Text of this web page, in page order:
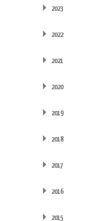
2023
2022
2021
2020
2019
2018
2017
2016
2015